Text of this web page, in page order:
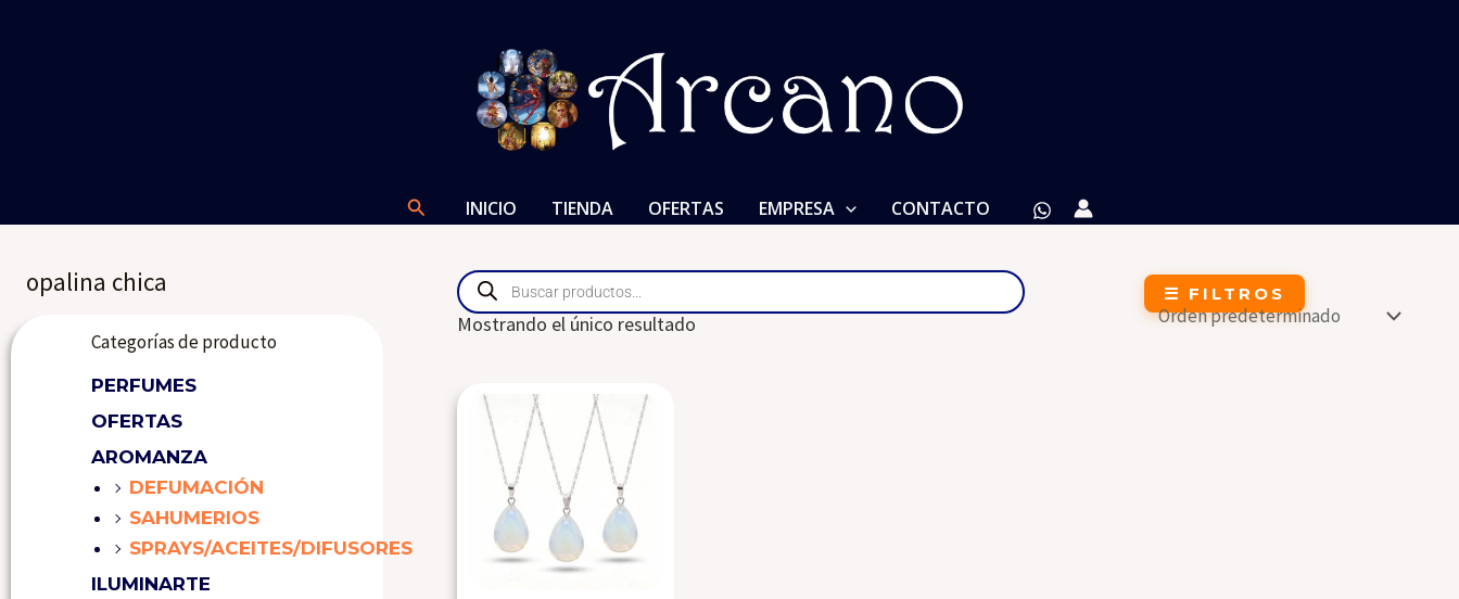
Buscar INICIO TIENDA OFERTAS EMPRESA CONTACTO
opalina chica
Categorías de producto
PERFUMES
OFERTAS
AROMANZA
DEFUMACIÓN
SAHUMERIOS
SPRAYS/ACEITES/DIFUSORES
ILUMINARTE
Products
search ☰ FILTROS
Mostrando el único resultado
Lágrima
Chica
de
Opalina
cantidad